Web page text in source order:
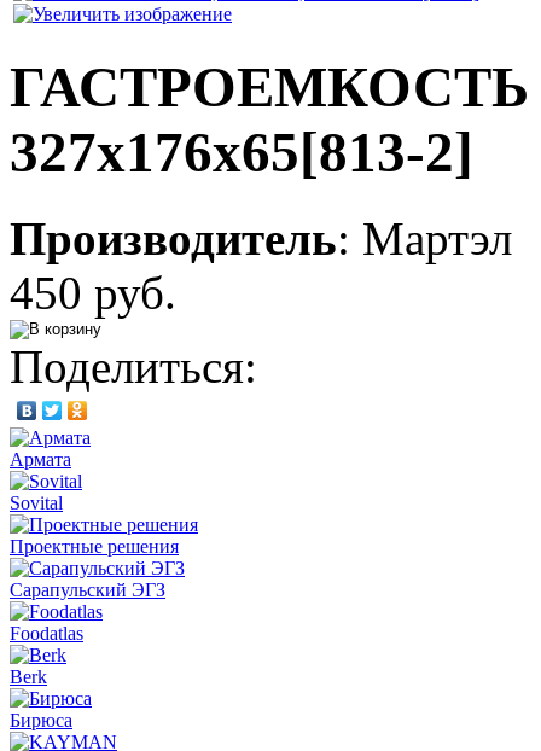
ГАСТРОЕМКОСТЬ
327х176х65[813-2]
Производитель: Мартэл
450 руб.
Поделиться:
Армата
Sovital
Проектные решения
Сарапульский ЭГЗ
Foodatlas
Berk
Бирюса